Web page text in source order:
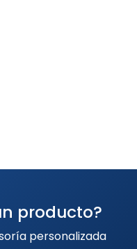
producto?
personalizada